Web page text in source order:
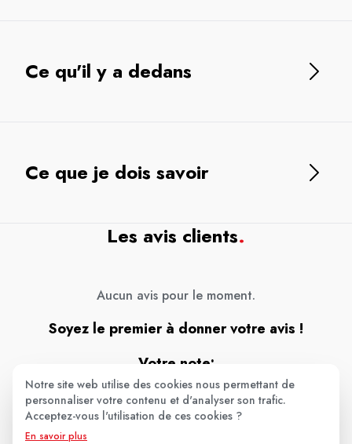
Ce qu'il y a dedans
Ce que je dois savoir
Les avis clients.
Aucun avis pour le moment.
Soyez le premier à donner votre avis !
Votre note:
★ ★ ★ ★ ★
Votre avis
Notre site web utilise des cookies nous permettant de
personnaliser votre contenu et d'analyser son trafic.
Acceptez-vous l'utilisation de ces cookies ?
En savoir plus